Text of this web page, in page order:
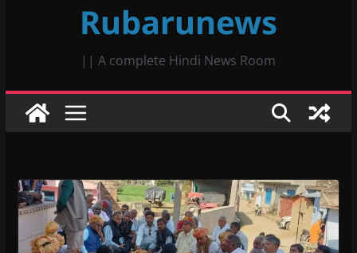
Rubarunews
|| A complete Hindi News Room